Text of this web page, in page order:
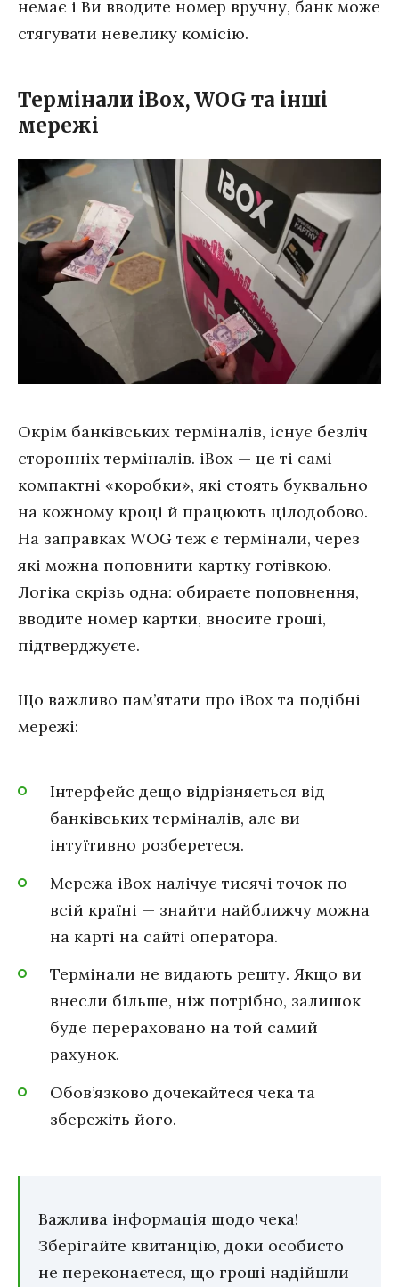
немає і Ви вводите номер вручну, банк може
стягувати невелику комісію.
Термінали iBox, WOG та інші
мережі
Окрім банківських терміналів, існує безліч
сторонніх терміналів. iBox — це ті самі
компактні «коробки», які стоять буквально
на кожному кроці й працюють цілодобово.
На заправках WOG теж є термінали, через
які можна поповнити картку готівкою.
Логіка скрізь одна: обираєте поповнення,
вводите номер картки, вносите гроші,
підтверджуєте.
Що важливо пам’ятати про iBox та подібні
мережі:
Інтерфейс дещо відрізняється від
банківських терміналів, але ви
інтуїтивно розберетеся.
Мережа iBox налічує тисячі точок по
всій країні — знайти найближчу можна
на карті на сайті оператора.
Термінали не видають решту. Якщо ви
внесли більше, ніж потрібно, залишок
буде перераховано на той самий
рахунок.
Обов’язково дочекайтеся чека та
збережіть його.
Важлива інформація щодо чека!
Зберігайте квитанцію, доки особисто
не переконаєтеся, що гроші надійшли